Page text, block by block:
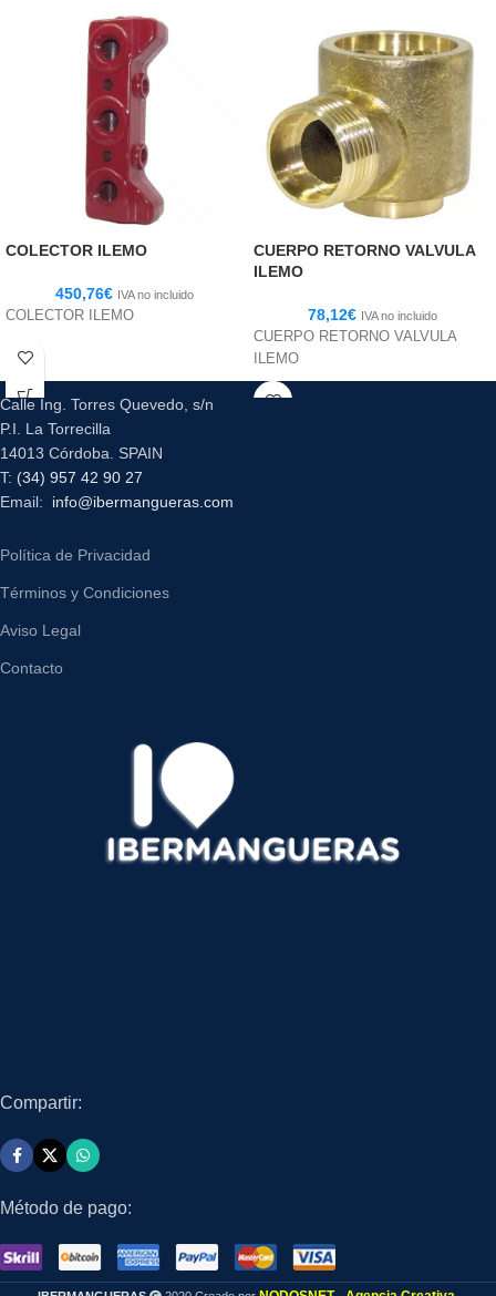
COLECTOR ILEMO
450,76€ IVA no incluido
COLECTOR ILEMO
CUERPO RETORNO VALVULA
ILEMO
78,12€ IVA no incluido
CUERPO RETORNO VALVULA
ILEMO
Calle Ing. Torres Quevedo, s/n
P.I. La Torrecilla
14013 Córdoba. SPAIN
T: (34) 957 42 90 27
Email: info@ibermangueras.com
Política de Privacidad
Términos y Condiciones
Aviso Legal
Contacto
Compartir:
Método de pago: